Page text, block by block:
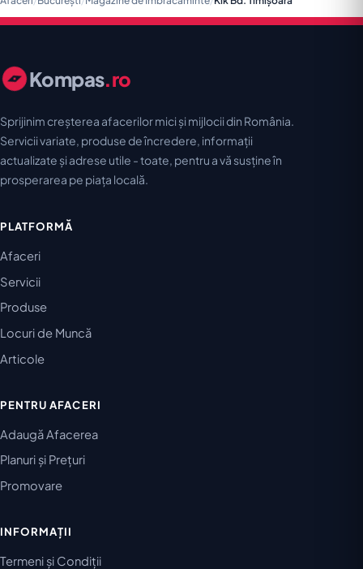
Kompas.ro
Sprijinim creșterea afacerilor mici și mijlocii din România.
Servicii variate, produse de încredere, informații
actualizate și adrese utile - toate, pentru a vă susține în
prosperarea pe piața locală.
PLATFORMĂ
Afaceri
Servicii
Produse
Locuri de Muncă
Articole
PENTRU AFACERI
Adaugă Afacerea
Planuri și Prețuri
Promovare
INFORMAȚII
Termeni și Condiții